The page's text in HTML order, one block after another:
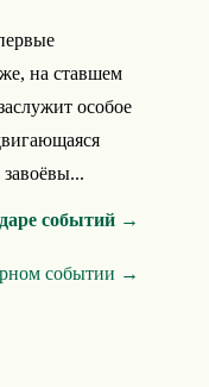
на ставшем
особое
событий →
событии →